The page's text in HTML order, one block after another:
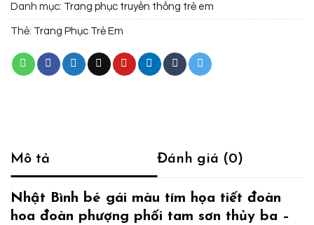
Danh mục: Trang phục truyền thống trẻ em
Thẻ: Trang Phục Trẻ Em
Mô tả Đánh giá (0)
Nhật Bình bé gái màu tím họa tiết đoàn
hoa đoàn phượng phối tam sơn thủy ba –